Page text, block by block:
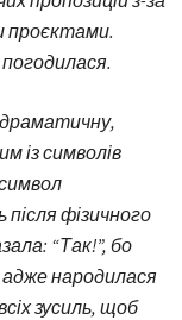
проєктами.
погодилася.
із символів
після фізичного
“Так!”, бо
адже народилася
зусиль, щоб